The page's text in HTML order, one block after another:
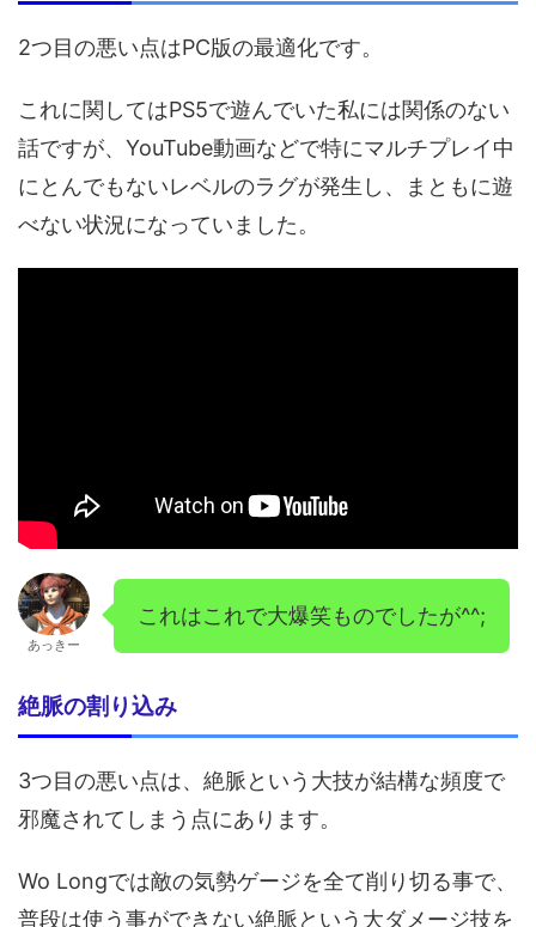
2つ目の悪い点はPC版の最適化です。
これに関してはPS5で遊んでいた私には関係のない
話ですが、YouTube動画などで特にマルチプレイ中
にとんでもないレベルのラグが発生し、まともに遊
べない状況になっていました。
あっきー
これはこれで大爆笑ものでしたが^^;
絶脈の割り込み
3つ目の悪い点は、絶脈という大技が結構な頻度で
邪魔されてしまう点にあります。
Wo Longでは敵の気勢ゲージを全て削り切る事で、
普段は使う事ができない絶脈という大ダメージ技を